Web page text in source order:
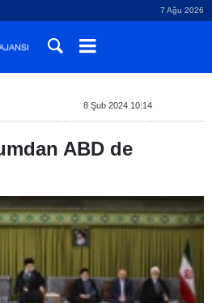
7 Ağu 2026
8 Şub 2024 10:14
ABD de